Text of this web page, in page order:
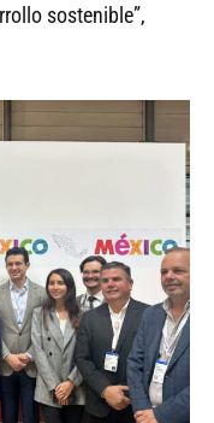
sostenible”,